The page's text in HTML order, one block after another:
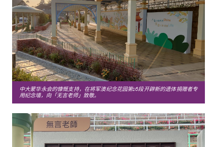
中大蒙华永会的慷慨支持，在将军澳纪念花园第16段开辟新的遗体捐赠者专
用纪念墙，向「无言老师」致敬。